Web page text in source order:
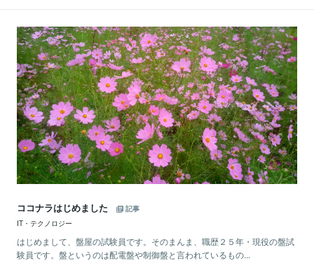
ココナラはじめました
記事
IT・テクノロジー
はじめまして、盤屋の試験員です。そのまんま、職歴２５年・現役の盤試
験員です。盤というのは配電盤や制御盤と言われているもの...